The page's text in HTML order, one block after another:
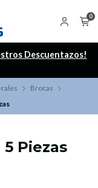
0
Descuentazos!
Brocas
Piezas